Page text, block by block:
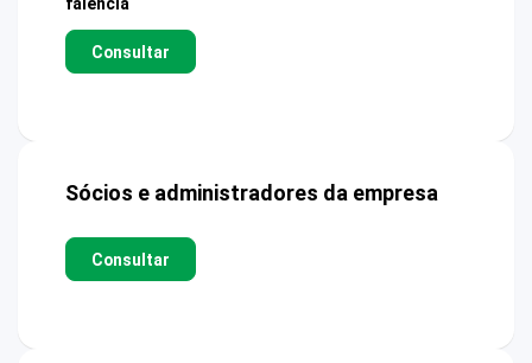
Consultar
Sócios e administradores da empresa
Consultar